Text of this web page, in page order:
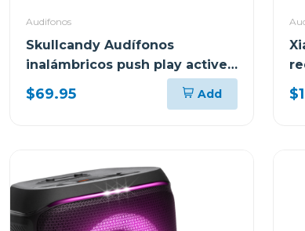
Audifonos
Skullcandy Audífonos
inalámbricos push play active
negro s749
$69.95 Add